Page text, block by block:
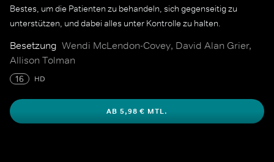
Bestes, um die Patienten zu behandeln, sich gegenseitig zu
unterstützen, und dabei alles unter Kontrolle zu halten.
Besetzung Wendi McLendon-Covey, David Alan Grier,
Allison Tolman
16 HD
AB 5,98 € MTL.